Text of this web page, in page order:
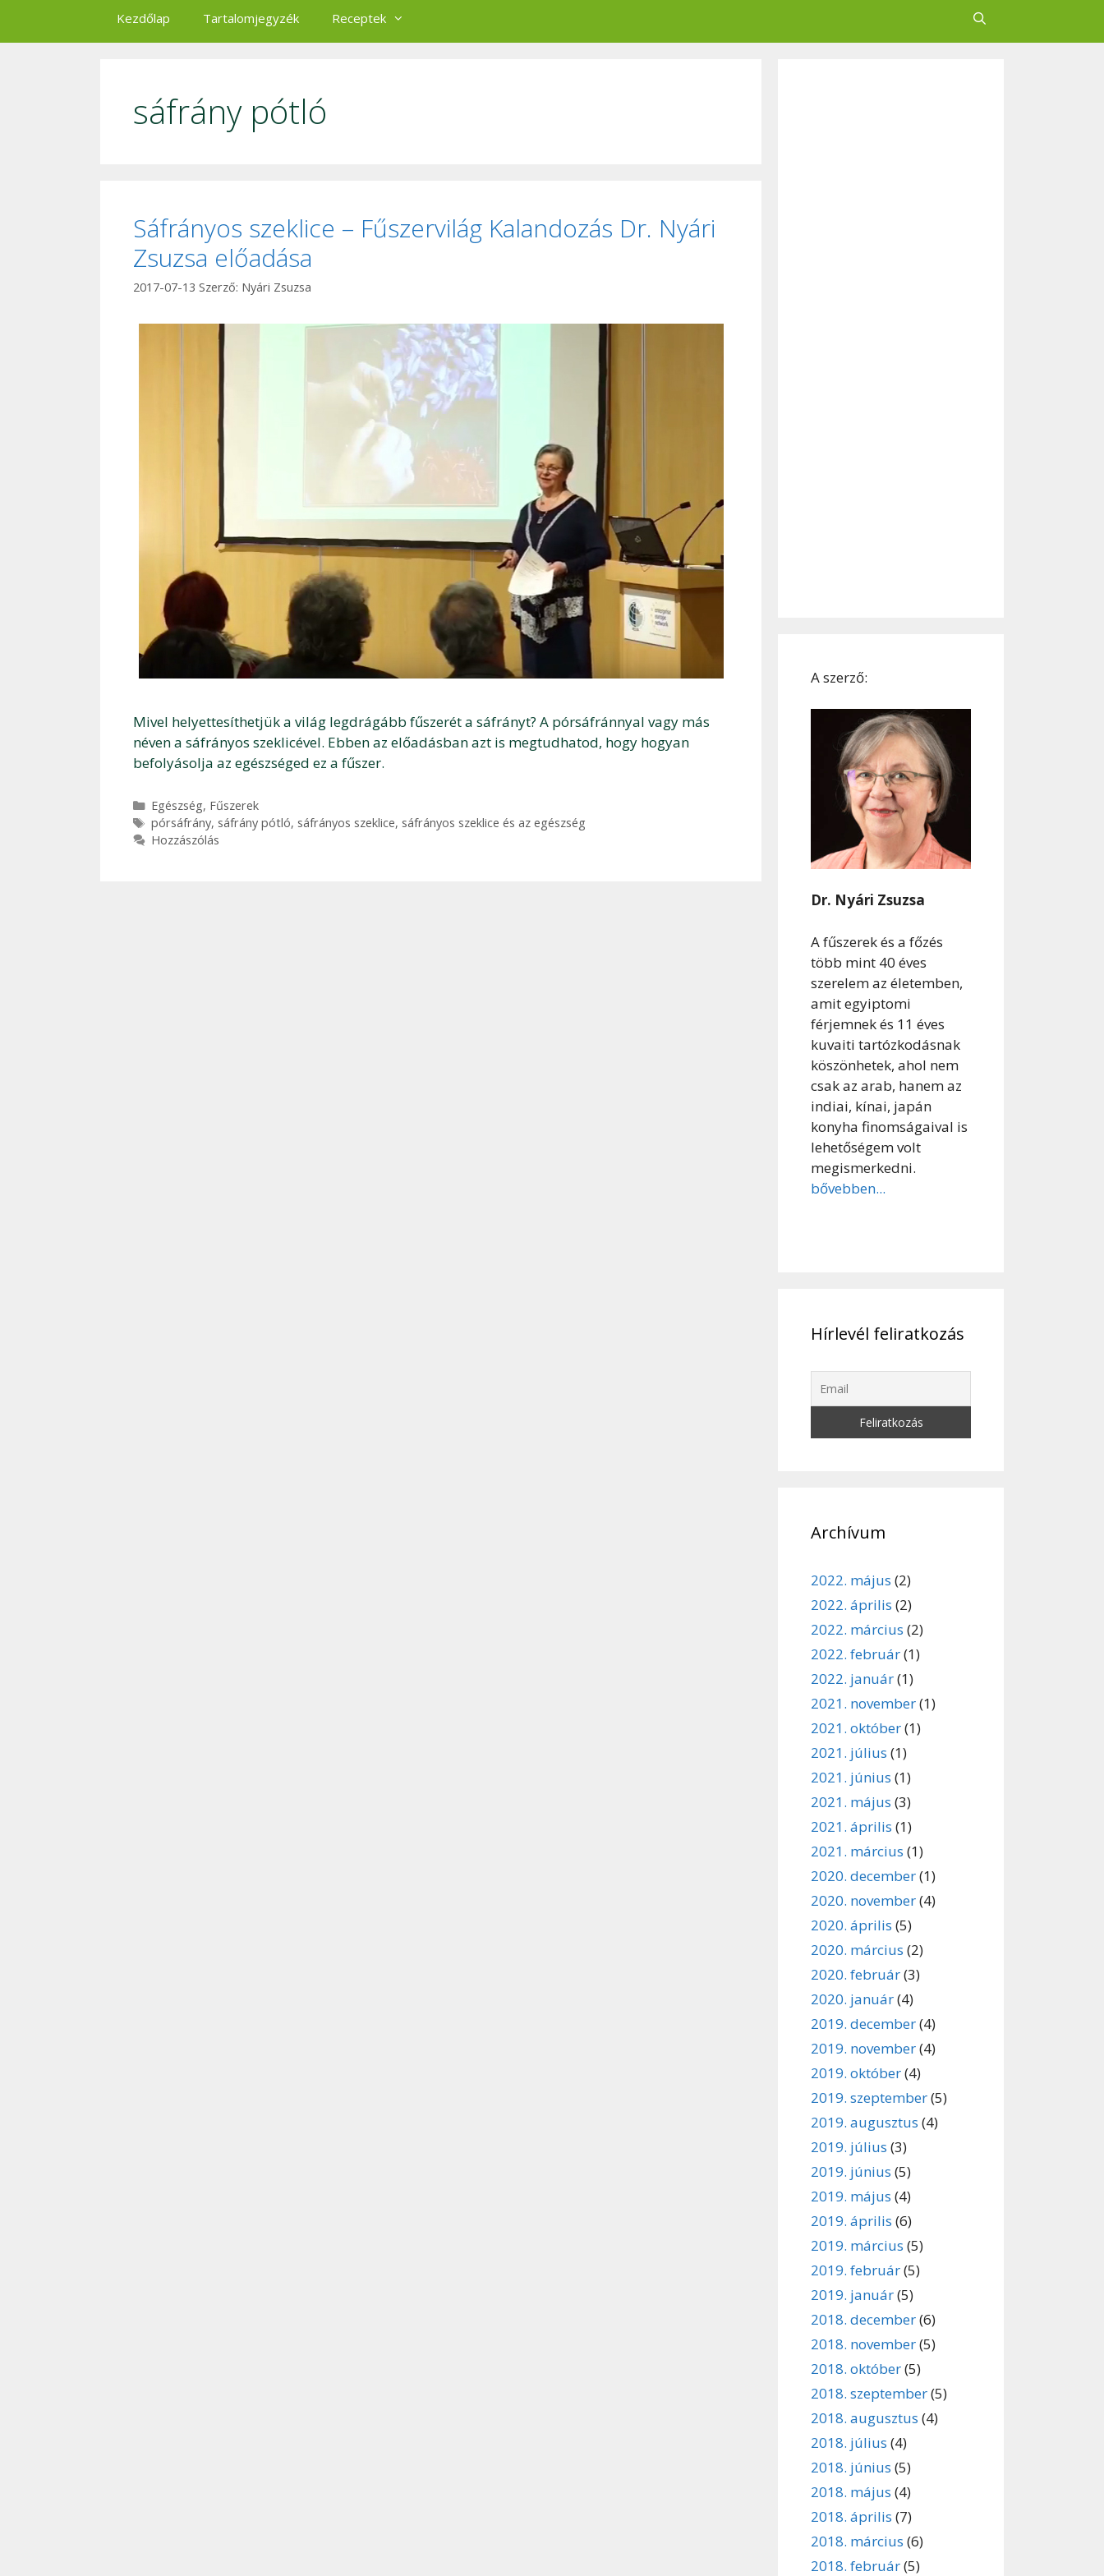
Kezdőlap Tartalomjegyzék Receptek
sáfrány pótló
Sáfrányos szeklice – Fűszervilág Kalandozás Dr. Nyári
Zsuzsa előadása
2017-07-13 Szerző: Nyári Zsuzsa
Mivel helyettesíthetjük a világ legdrágább fűszerét a sáfrányt? A pórsáfránnyal vagy más
néven a sáfrányos szeklicével. Ebben az előadásban azt is megtudhatod, hogy hogyan
befolyásolja az egészséged ez a fűszer.
Kategória
Egészség, Fűszerek
Címkék
pórsáfrány, sáfrány pótló, sáfrányos szeklice, sáfrányos szeklice és az egészség
Hozzászólás
A szerző:
Dr. Nyári Zsuzsa
A fűszerek és a főzés
több mint 40 éves
szerelem az életemben,
amit egyiptomi
férjemnek és 11 éves
kuvaiti tartózkodásnak
köszönhetek, ahol nem
csak az arab, hanem az
indiai, kínai, japán
konyha finomságaival is
lehetőségem volt
megismerkedni.
bővebben...
Hírlevél feliratkozás
Archívum
2022. május (2)
2022. április (2)
2022. március (2)
2022. február(1)
2022. január(1)
2021. november(1)
2021. október(1)
2021. július (1)
2021. június (1)
2021. május (3)
2021. április (1)
2021. március (1)
2020. december(1)
2020. november(4)
2020. április (5)
2020. március (2)
2020. február(3)
2020. január(4)
2019. december(4)
2019. november(4)
2019. október(4)
2019. szeptember(5)
2019. augusztus (4)
2019. július (3)
2019. június (5)
2019. május (4)
2019. április (6)
2019. március (5)
2019. február(5)
2019. január(5)
2018. december(6)
2018. november(5)
2018. október(5)
2018. szeptember(5)
2018. augusztus (4)
2018. július (4)
2018. június (5)
2018. május (4)
2018. április (7)
2018. március (6)
2018. február(5)